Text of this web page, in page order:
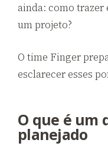
ainda: como trazer
um projeto?
O time Finger
esclarecer esses
O que é um
planejado